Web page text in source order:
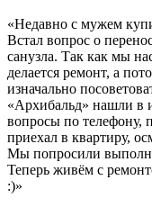
«Недавно с мужем
Встал вопрос о
санузла. Так как мы
делается ремонт, а
изначально
«Архибальд» нашли в
вопросы по телефону,
приехал в квартиру,
Мы попросили
Теперь живём с
:)»